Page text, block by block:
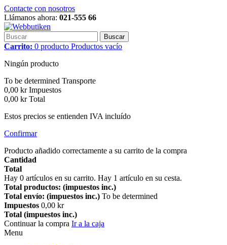
Contacte con nosotros
Llámanos ahora: 021-555 66
Buscar
Carrito: 0 producto Productos vacío
Ningún producto
To be determined Transporte
0,00 kr Impuestos
0,00 kr Total
Estos precios se entienden IVA incluído
Confirmar
Producto añadido correctamente a su carrito de la compra
Cantidad
Total
Hay 0 artículos en su carrito. Hay 1 artículo en su cesta.
Total productos: (impuestos inc.)
Total envío: (impuestos inc.) To be determined
Impuestos 0,00 kr
Total (impuestos inc.)
Continuar la compra Ir a la caja
Menu